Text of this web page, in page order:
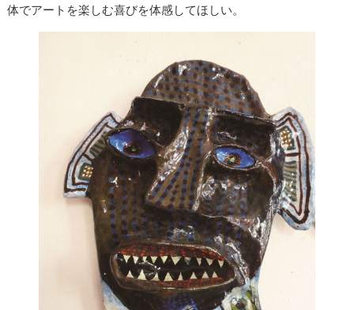
体でアートを楽しむ喜びを体感してほしい。